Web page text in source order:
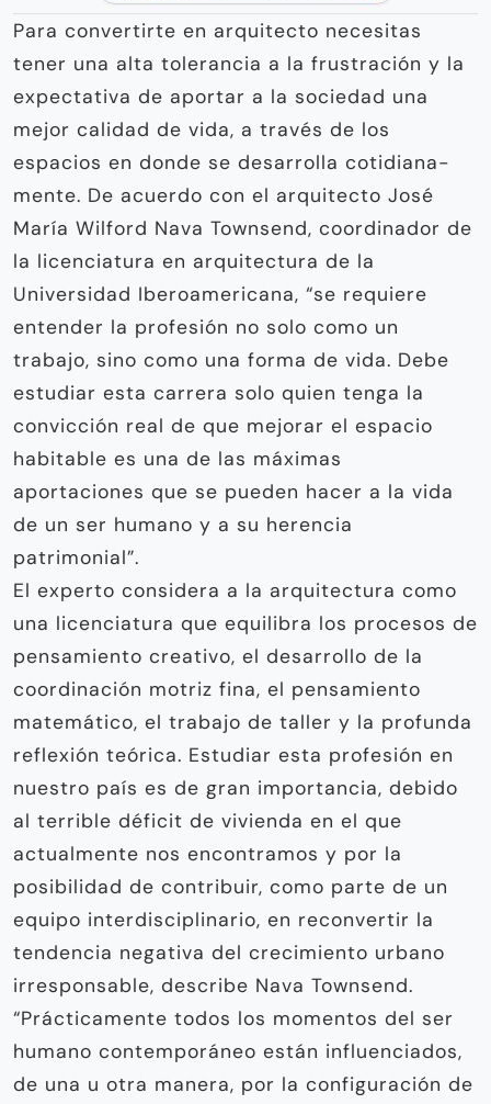
Para convertirte en arquitecto necesitas
tener una alta tolerancia a la frustración y la
expectativa de aportar a la sociedad una
mejor calidad de vida, a través de los
espacios en donde se desarrolla cotidiana­
mente. De acuerdo con el arquitecto José
María Wilford Nava Townsend, coordina­dor de
la licenciatura en arquitectura de la
Universidad Iberoamericana, “se requiere
entender la profesión no solo como un
trabajo, sino como una forma de vida. Debe
estudiar esta carrera solo quien tenga la
convicción real de que mejorar el espacio
habitable es una de las máxi­mas
aportaciones que se pueden hacer a la vida
de un ser humano y a su herencia
patrimonial”.
El experto considera a la arqui­tectura como
una licenciatura que equili­bra los procesos de
pensamiento creativo, el desarrollo de la
coordinación motriz fina, el pensamiento
matemático, el trabajo de taller y la profunda
reflexión teórica. Estudiar esta profesión en
nuestro país es de gran importancia, debido
al terrible déficit de vivienda en el que
actualmente nos encontramos y por la
posibilidad de contribuir, como parte de un
equipo in­terdisciplinario, en reconvertir la
tendencia negativa del crecimiento urbano
irrespon­sable, describe Nava Townsend.
“Prácticamente todos los momentos del ser
humano contemporáneo están in­fluenciados,
de una u otra manera, por la configuración de